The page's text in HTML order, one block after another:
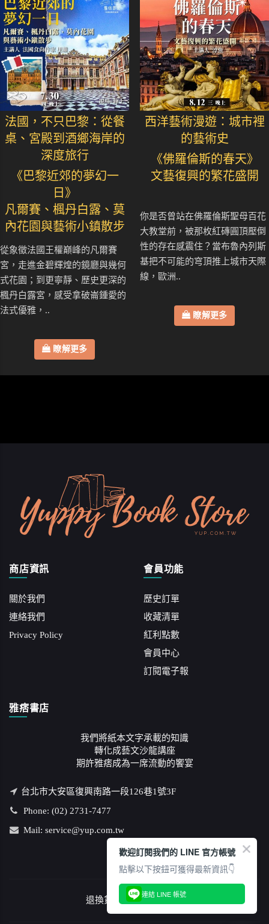
法國，不只巴黎：從餐
桌、宮殿到酒鄉海岸的
深度旅行
《巴黎近郊的夢幻一
日》
凡爾賽、楓丹白露、莫
內花園與藝術小鎮散步
從象徵法國王權巔峰的凡爾賽
宮，走進金碧輝煌的鏡廳與幾何
式花園；到更寧靜、歷史更深的
楓丹白露宮，感受拿破崙鍾愛的
法式優雅，..
瞭解更多
西洋藝術漫遊：城市裡
的藝術史
《佛羅倫斯的春天》
文藝復興的繁花盛開
你是否曾站在佛羅倫斯聖母百花
大教堂前，被那枚紅磚圓頂壓倒
性的存在感震住？當布魯內列斯
基把不可能的穹頂推上城市天際
線，歐洲..
瞭解更多
商店資訊
關於我們
連絡我們
Privacy Policy
會員功能
歷史訂單
收藏清單
紅利點數
會員中心
訂閱電子報
雅痞書店
我們將紙本文字承載的知識
轉化成藝文沙龍講座
期許雅痞成為一席流動的饗宴
台北市大安區復興南路一段126巷1號3F
Phone: (02) 2731-7477
Mail: service@yup.com.tw
退換貨說明/隱私權政策
歡迎訂閱我們的 LINE 官方帳號
點擊以下按鈕可獲得最新資訊👇
連結 LINE 帳號